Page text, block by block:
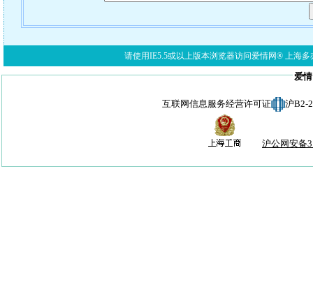
请使用IE5.5或以上版本浏览器访问爱情网® 上海多
爱
互联网信息服务经营许可证 沪B2-
沪公网安备